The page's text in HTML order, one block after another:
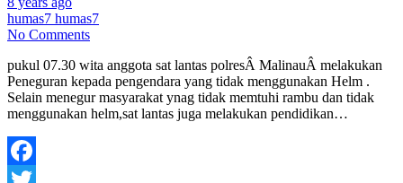
humas7 humas7
No Comments
pukul 07.30 wita anggota sat lantas polresÂ MalinauÂ melakukan
Peneguran kepada pengendara yang tidak menggunakan Helm .
Selain menegur masyarakat ynag tidak memtuhi rambu dan tidak
menggunakan helm,sat lantas juga melakukan pendidikan…
Facebook